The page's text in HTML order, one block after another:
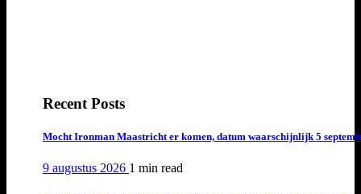
Recent Posts
Mocht Ironman Maastricht er komen, datum waarschijnlijk 5
9 augustus 2026 1 min read